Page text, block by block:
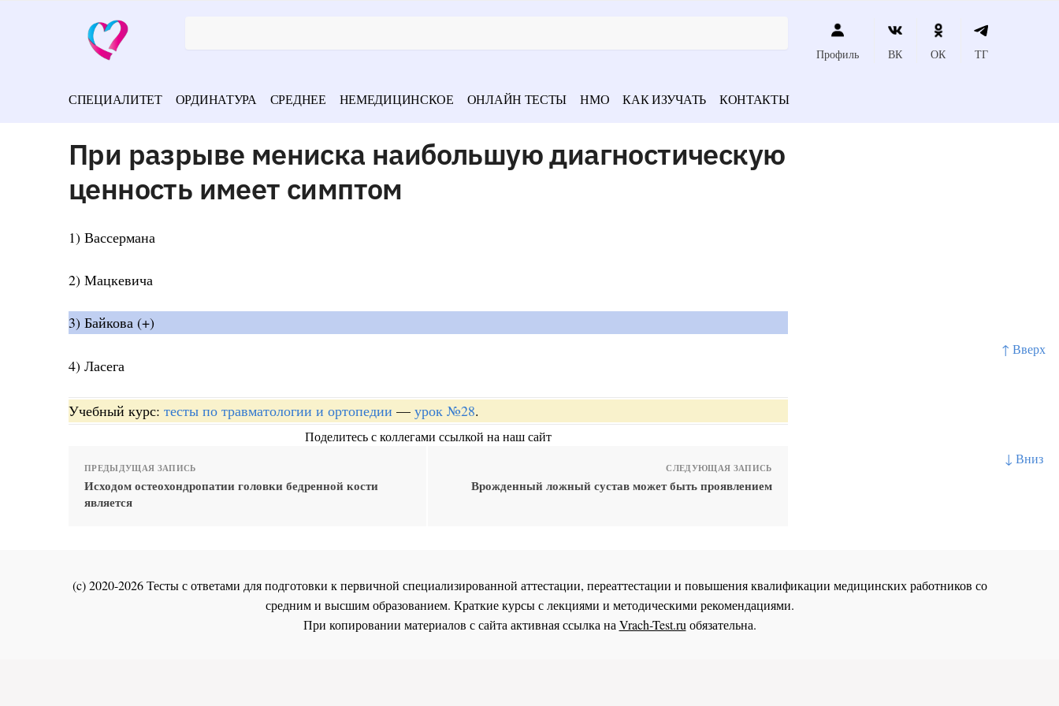
↑ Вверх
↓ Вниз
Профиль ВК ОК ТГ
СПЕЦИАЛИТЕТ ОРДИНАТУРА СРЕДНЕЕ НЕМЕДИЦИНСКОЕ ОНЛАЙН ТЕСТЫ НМО КАК ИЗУЧАТЬ КОНТАКТЫ
При разрыве мениска наибольшую диагностическую
ценность имеет симптом
1) Вассермана
2) Мацкевича
3) Байкова (+)
4) Ласега
Учебный курс: тесты по травматологии и ортопедии — урок №28.
Поделитесь с коллегами ссылкой на наш сайт
ПРЕДЫДУЩАЯ ЗАПИСЬ
Исходом остеохондропатии головки бедренной кости
является
СЛЕДУЮЩАЯ ЗАПИСЬ
Врожденный ложный сустав может быть проявлением
(c) 2020-2026 Тесты с ответами для подготовки к первичной специализированной аттестации, переаттестации и повышения квалификации медицинских работников со
средним и высшим образованием. Краткие курсы с лекциями и методическими рекомендациями.
При копировании материалов с сайта активная ссылка наVrach-Test.ruобязательна.